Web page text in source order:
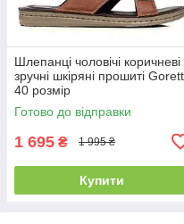
Шлепанці чоловічі коричневі
зручні шкіряні прошиті
40 розмір
Готово до відправки
1 695 ₴ 1 995 ₴
Купити